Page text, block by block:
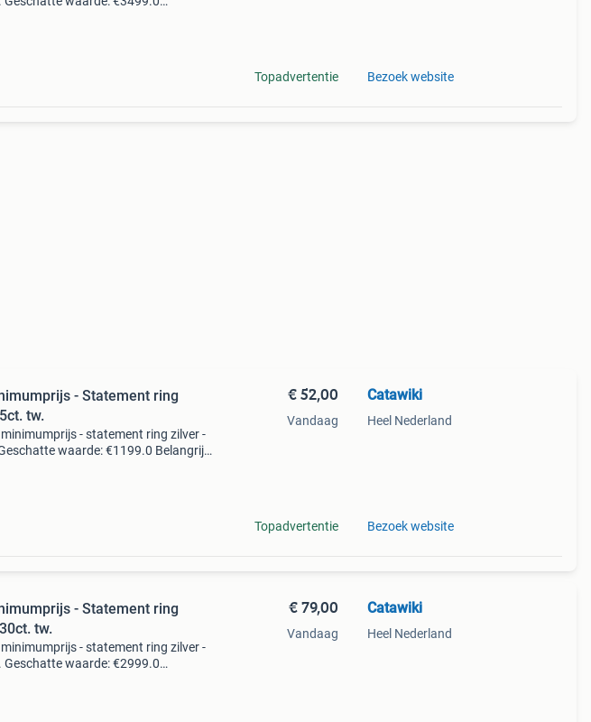
Topadvertentie Bezoek website
- Statement ring
tw.
- statement ring zilver -
waarde: €1199.0 Belangrijk:
€ 52,00
Vandaag
Topadvertentie
Catawiki
Heel Nederland
Bezoek website
- Statement ring
tw.
- statement ring zilver -
Geschatte waarde: €2999.0
€ 79,00
Vandaag
Catawiki
Heel Nederland